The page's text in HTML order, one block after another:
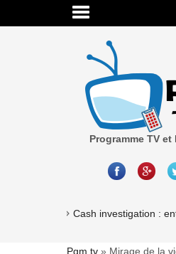
Programme TV
Cash investigation :
Pgm tv » Mirage de la